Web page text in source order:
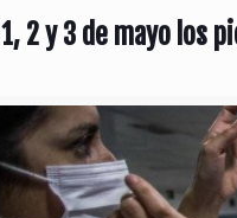
1, 2 y 3 de mayo los